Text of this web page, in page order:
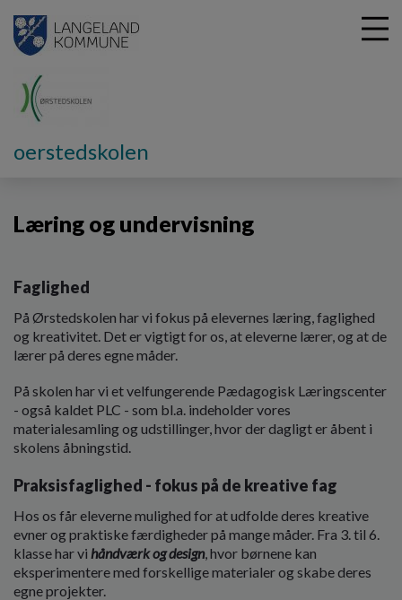
oerstedskolen
Læring og undervisning
Faglighed
På Ørstedskolen har vi fokus på elevernes læring, faglighed
og kreativitet. Det er vigtigt for os, at eleverne lærer, og at de
lærer på deres egne måder.
På skolen har vi et velfungerende Pædagogisk Læringscenter
- også kaldet PLC - som bl.a. indeholder vores
materialesamling og udstillinger, hvor der dagligt er åbent i
skolens åbningstid.
Praksisfaglighed - fokus på de kreative fag
Hos os får eleverne mulighed for at udfolde deres kreative
evner og praktiske færdigheder på mange måder. Fra 3. til 6.
klasse har vi håndværk og design, hvor børnene kan
eksperimentere med forskellige materialer og skabe deres
egne projekter.